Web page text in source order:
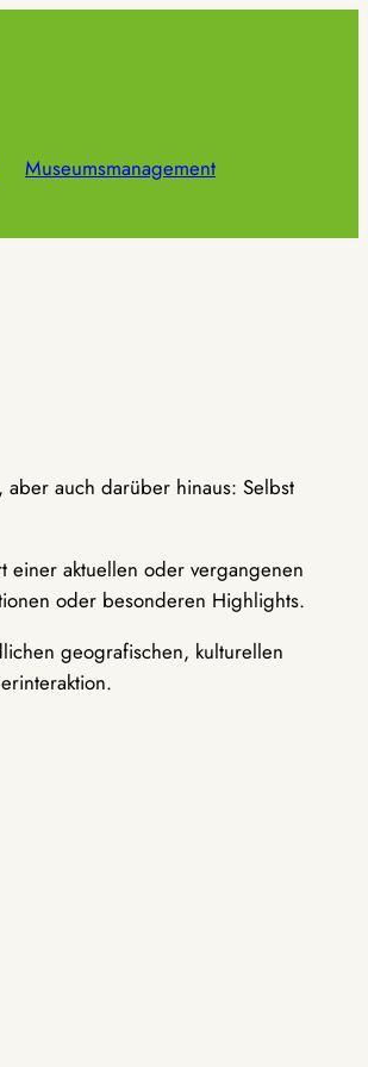
Museumsmanagement
auch darüber hinaus: Selbst
einer aktuellen oder vergangenen
oder besonderen Highlights.
geografischen, kulturellen